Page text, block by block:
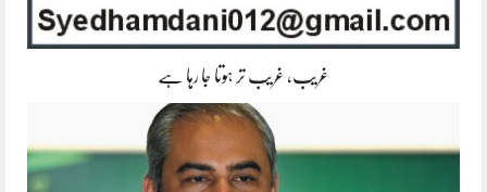
غریب، غریب تر ہوتا جا رہا ہے